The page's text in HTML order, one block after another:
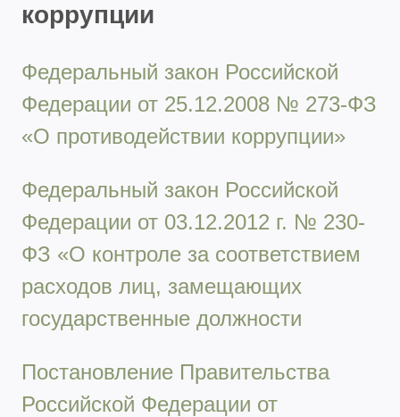
коррупции
Федеральный закон Российской
Федерации от 25.12.2008 № 273-ФЗ
«О противодействии коррупции»
Федеральный закон Российской
Федерации от 03.12.2012 г. № 230-
ФЗ «О контроле за соответствием
расходов лиц, замещающих
государственные должности
Постановление Правительства
Российской Федерации от